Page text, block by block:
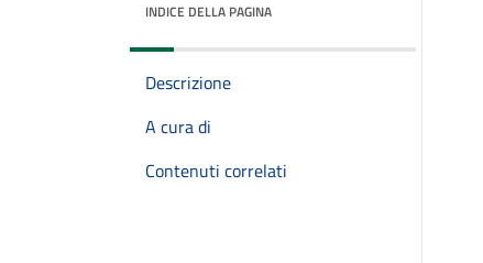
INDICE DELLA PAGINA
Descrizione
A cura di
Contenuti correlati